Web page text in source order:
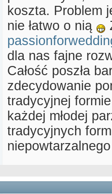
koszta. Problem
nie łatwo o nią
dla nas fajne
Całość poszła
zdecydowanie
tradycyjnej
każdej młodej
tradycyjnych